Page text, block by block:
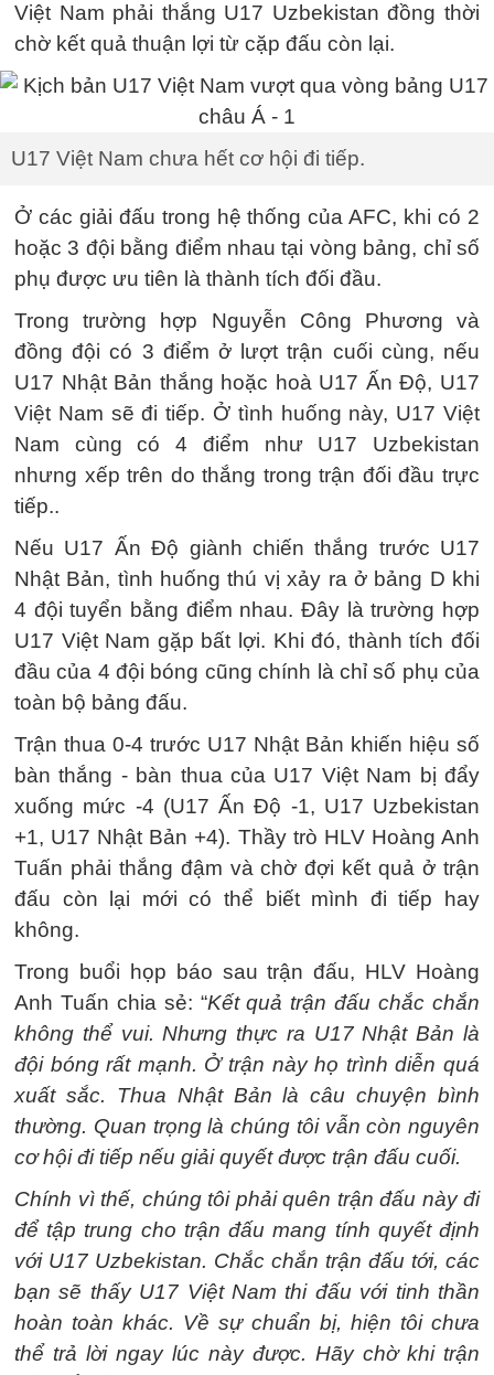
Việt Nam phải thắng U17 Uzbekistan đồng thời
chờ kết quả thuận lợi từ cặp đấu còn lại.
U17 Việt Nam chưa hết cơ hội đi tiếp.
Ở các giải đấu trong hệ thống của AFC, khi có 2
hoặc 3 đội bằng điểm nhau tại vòng bảng, chỉ số
phụ được ưu tiên là thành tích đối đầu.
Trong trường hợp Nguyễn Công Phương và
đồng đội có 3 điểm ở lượt trận cuối cùng, nếu
U17 Nhật Bản thắng hoặc hoà U17 Ấn Độ, U17
Việt Nam sẽ đi tiếp. Ở tình huống này, U17 Việt
Nam cùng có 4 điểm như U17 Uzbekistan
nhưng xếp trên do thắng trong trận đối đầu trực
tiếp..
Nếu U17 Ấn Độ giành chiến thắng trước U17
Nhật Bản, tình huống thú vị xảy ra ở bảng D khi
4 đội tuyển bằng điểm nhau. Đây là trường hợp
U17 Việt Nam gặp bất lợi. Khi đó, thành tích đối
đầu của 4 đội bóng cũng chính là chỉ số phụ của
toàn bộ bảng đấu.
Trận thua 0-4 trước U17 Nhật Bản khiến hiệu số
bàn thắng - bàn thua của U17 Việt Nam bị đẩy
xuống mức -4 (U17 Ấn Độ -1, U17 Uzbekistan
+1, U17 Nhật Bản +4). Thầy trò HLV Hoàng Anh
Tuấn phải thắng đậm và chờ đợi kết quả ở trận
đấu còn lại mới có thể biết mình đi tiếp hay
không.
Trong buổi họp báo sau trận đấu, HLV Hoàng
Anh Tuấn chia sẻ: “Kết quả trận đấu chắc chắn
không thể vui. Nhưng thực ra U17 Nhật Bản là
đội bóng rất mạnh. Ở trận này họ trình diễn quá
xuất sắc. Thua Nhật Bản là câu chuyện bình
thường. Quan trọng là chúng tôi vẫn còn nguyên
cơ hội đi tiếp nếu giải quyết được trận đấu cuối.
Chính vì thế, chúng tôi phải quên trận đấu này đi
để tập trung cho trận đấu mang tính quyết định
với U17 Uzbekistan. Chắc chắn trận đấu tới, các
bạn sẽ thấy U17 Việt Nam thi đấu với tinh thần
hoàn toàn khác. Về sự chuẩn bị, hiện tôi chưa
thể trả lời ngay lúc này được. Hãy chờ khi trận